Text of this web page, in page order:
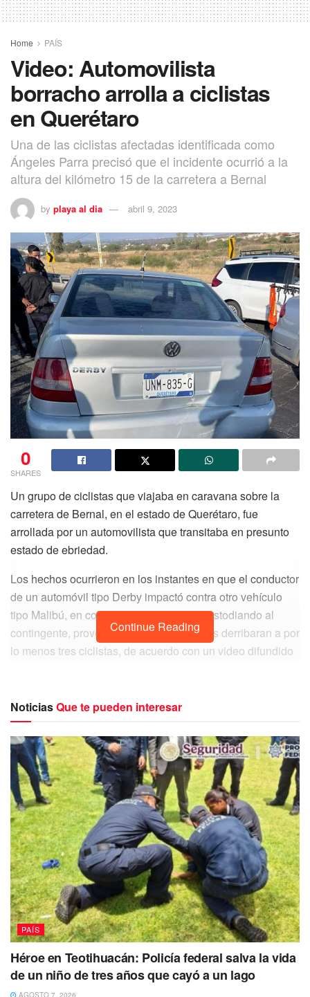
Home PAÍS
Video: Automovilista
borracho arrolla a ciclistas
en Querétaro
Una de las ciclistas afectadas identificada como
Ángeles Parra precisó que el incidente ocurrió a la
altura del kilómetro 15 de la carretera a Bernal
by playa al dia abril 9, 2023
0
SHARES
Un grupo de ciclistas que viajaba en caravana sobre la
carretera de Bernal, en el estado de Querétaro, fue
arrollada por un automovilista que transitaba en presunto
estado de ebriedad.
Los hechos ocurrieron en los instantes en que el conductor
de un automóvil tipo Derby impactó contra otro vehículo
tipo Malibú, en color blanco, que venía custodiando al
contingente, provocando que las unidades derribaran a por
lo menos tres ciclistas, de acuerdo con un video difundido
Una de las ciclistas afectadas identificada como Ángeles
Parra precisó que el incidente ocurrió a la altura del
kilómetro 15 de la carretera a Bernal y que fue el vehículo
escolta el que evitó una desgracia.
Tres ciclistas salieron disparados y nos salvó el vehículo
que venía cuidándonos”, señaló
Continue Reading
NoticiasQue te pueden interesar
PAÍS
Héroe en Teotihuacán: Policía federal salva la vida
de un niño de tres años que cayó a un lago